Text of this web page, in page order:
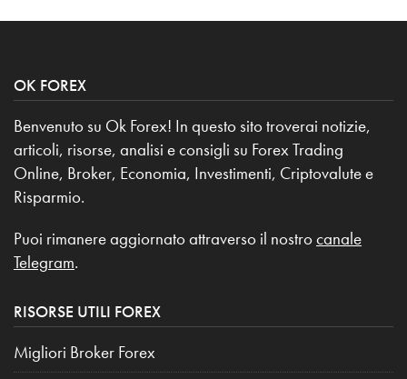
OK FOREX
Benvenuto su Ok Forex! In questo sito troverai notizie,
articoli, risorse, analisi e consigli su Forex Trading
Online, Broker, Economia, Investimenti, Criptovalute e
Risparmio.
Puoi rimanere aggiornato attraverso il nostro canale
Telegram.
RISORSE UTILI FOREX
Migliori Broker Forex